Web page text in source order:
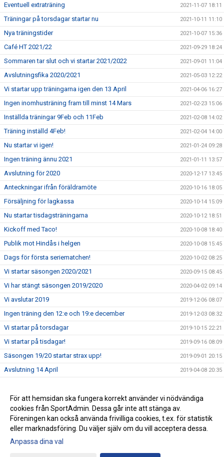
Eventuell extraträning 2021-11-07 18:11
Träningar på torsdagar startar nu 2021-10-11 11:10
Nya träningstider 2021-10-07 15:36
Café HT 2021/22 2021-09-29 18:24
Sommaren tar slut och vi startar 2021/2022 2021-09-01 11:04
Avslutningsfika 2020/2021 2021-05-03 12:22
Vi startar upp träningarna igen den 13 April 2021-04-06 16:27
Ingen inomhusträning fram till minst 14 Mars 2021-02-23 15:06
Inställda träningar 9Feb och 11Feb 2021-02-08 14:02
Träning inställd 4Feb! 2021-02-04 14:00
Nu startar vi igen! 2021-01-24 09:28
Ingen träning ännu 2021 2021-01-11 13:57
Avslutning för 2020 2020-12-17 13:45
Anteckningar ifrån föräldramöte 2020-10-16 18:05
Försäljning för lagkassa 2020-10-14 15:09
Nu startar tisdagsträningarna 2020-10-12 18:51
Kickoff med Taco! 2020-10-08 18:40
Publik mot Hindås i helgen 2020-10-08 15:45
Dags för första seriematchen! 2020-10-02 08:25
Vi startar säsongen 2020/2021 2020-09-15 08:45
Vi har stängt säsongen 2019/2020 2020-04-02 09:14
Vi avslutar 2019 2019-12-06 08:07
Ingen träning den 12:e och 19:e december 2019-12-03 08:32
Vi startar på torsdagar 2019-10-15 22:21
Vi startar på tisdagar! 2019-09-16 08:09
Säsongen 19/20 startar strax upp! 2019-09-01 20:15
Avslutning 14 April 2019-04-08 20:35
Ingen träning 9/12-18 2018-11-29 08:54
Ingen träning 11/11 2018 2018-11-08 19:35
Gå till Webbversion
För att hemsidan ska fungera korrekt använder vi nödvändiga
cookies från SportAdmin. Dessa går inte att stänga av.
Föreningen kan också använda frivilliga cookies, t.ex. för statistik
eller marknadsföring. Du väljer själv om du vill acceptera dessa.
Anpassa dina val